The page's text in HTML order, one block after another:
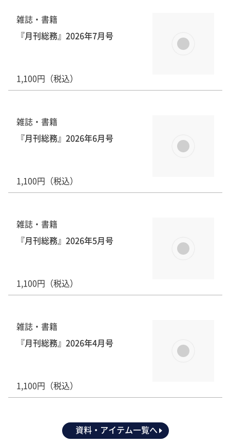
雑誌・書籍
『月刊総務』2026年7月号
1,100円（税込）
雑誌・書籍
『月刊総務』2026年6月号
1,100円（税込）
雑誌・書籍
『月刊総務』2026年5月号
1,100円（税込）
雑誌・書籍
『月刊総務』2026年4月号
1,100円（税込）
資料・アイテム一覧へ